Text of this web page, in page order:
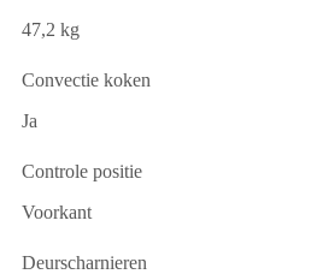
47,2 kg
Convectie koken
Ja
Controle positie
Voorkant
Deurscharnieren